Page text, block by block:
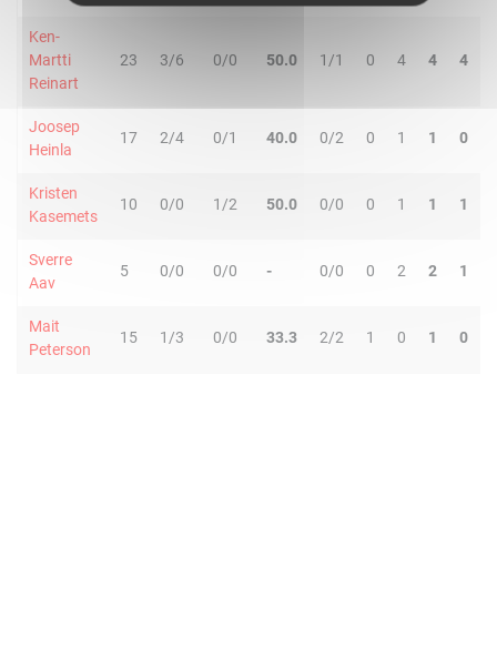
Ken-
Martti
Reinart
23 3/6 0/0 50.0 1/1 0 4 4 4
Joosep
Heinla
17 2/4 0/1 40.0 0/2 0 1 1 0
Kristen
Kasemets
10 0/0 1/2 50.0 0/0 0 1 1 1
Sverre
Aav
5 0/0 0/0 - 0/0 0 2 2 1
Mait
Peterson
15 1/3 0/0 33.3 2/2 1 0 1 0